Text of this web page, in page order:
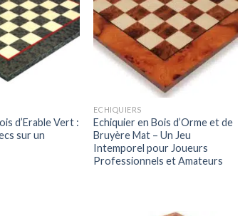
d’Erable Vert :
sur un
ECHIQUIERS
Echiquier en Bois d’Orme et de
Bruyère Mat – Un Jeu
Intemporel pour Joueurs
Professionnels et Amateurs